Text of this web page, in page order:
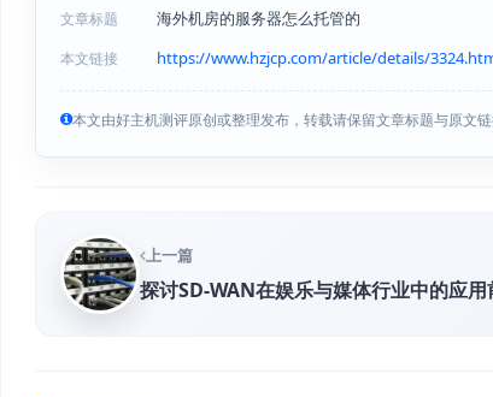
文章标题 海外机房的服务器怎么托管的
本文链接 https://www.hzjcp.com/article/details/
本文由好主机测评原创或整理发布，转载请保留文章标题与原文
上一篇
探讨SD-WAN在娱乐与媒体行业中的应用